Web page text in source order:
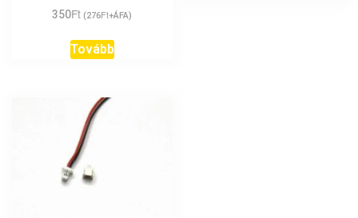
350Ft (276Ft+ÁFA)
Tovább